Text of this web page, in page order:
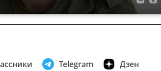
Telegram Дзен